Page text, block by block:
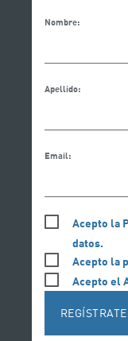
Nombre:
Apellido:
Email:
Acepto la
datos.
Acepto la
Acepto el
REGÍSTRATE